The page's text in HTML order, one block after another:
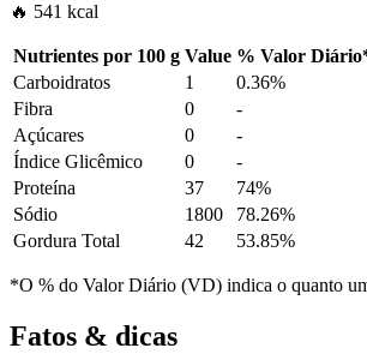
🔥 541 kcal
Nutrientes por 100 g Value % Valor Diário
Carboidratos
1
0.36%
Fibra
0
-
Açúcares
0
-
Índice Glicêmico
0
-
Proteína
37
74%
Sódio
1800
78.26%
Gordura Total
42 53.85%
*O % do Valor Diário (VD) indica o quanto
Fatos & dicas